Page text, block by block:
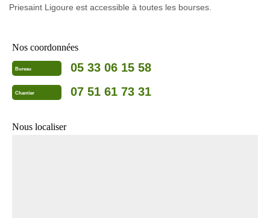
Priesaint Ligoure est accessible à toutes les bourses.
Nos coordonnées
Bureau 05 33 06 15 58
Chantier 07 51 61 73 31
Nous localiser